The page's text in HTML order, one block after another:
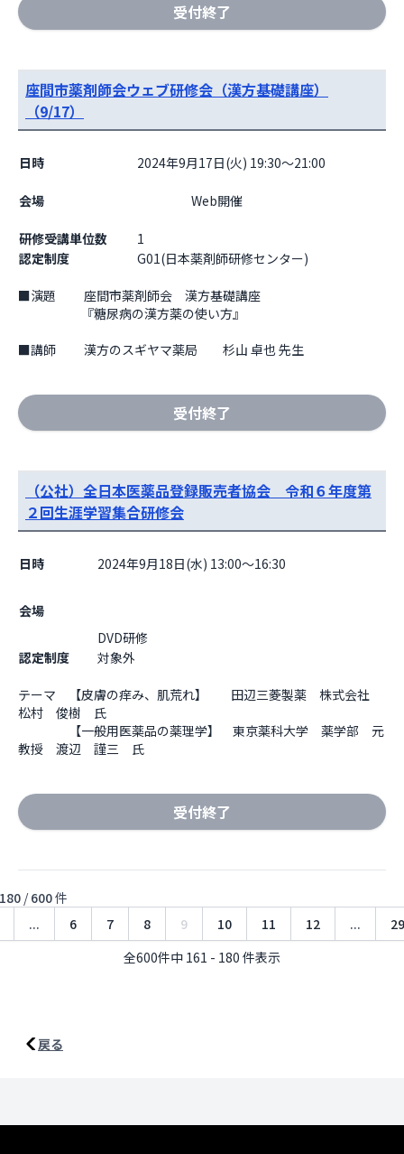
受付終了
座間市薬剤師会ウェブ研修会（漢方基礎講座）
（9/17）
日時 2024年9月17日(火) 19:30～21:00
会場
研修受講単位数
1
認定制度
G01(日本薬剤師研修センター)
■演題　　 座間市薬剤師会　漢方基礎講座
『糖尿病の漢方薬の使い方』
■講師　　 漢方のスギヤマ薬局　　杉山 卓也 先生
受付終了
（公社）全日本医薬品登録販売者協会 令和６年度第
２回生涯学習集合研修会
日時 2024年9月18日(水) 13:00～16:30
会場
DVD研修
認定制度
対象外
テーマ　【皮膚の痒み、肌荒れ】　    田辺三菱製薬　株式会社
松村　俊樹　氏
【一般用医薬品の薬理学】　東京薬科大学　薬学部　元
教授　渡辺　謹三　氏
受付終了
180 /600件
...
6 7 8 9 10 11 12 ...
29
全600件中 161 - 180 件表示
戻る